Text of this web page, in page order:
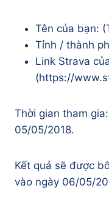
Tên của bạn:
Tỉnh / thành
Link Strava
(https://
Thời gian tham
05/05/2018.
Kết quả sẽ được
vào ngày 06/05/